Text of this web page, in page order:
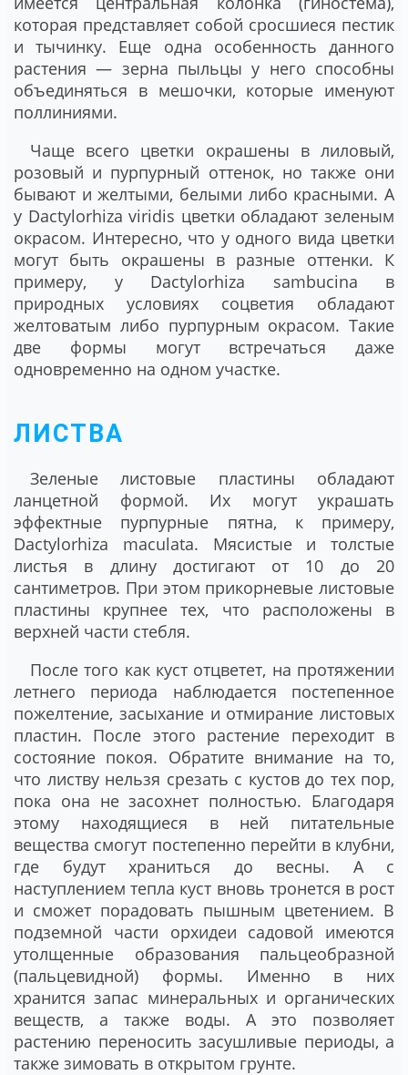
которая представляет собой сросшиеся пестик
и тычинку. Еще одна особенность данного
растения — зерна пыльцы у него способны
объединяться в мешочки, которые именуют
поллиниями.
Чаще всего цветки окрашены в лиловый,
розовый и пурпурный оттенок, но также они
бывают и желтыми, белыми либо красными. А
у Dactylorhiza viridis цветки обладают зеленым
окрасом. Интересно, что у одного вида цветки
могут быть окрашены в разные оттенки. К
примеру, у Dactylorhiza sambucina в
природных условиях соцветия обладают
желтоватым либо пурпурным окрасом. Такие
две формы могут встречаться даже
одновременно на одном участке.
ЛИСТВА
Зеленые листовые пластины обладают
ланцетной формой. Их могут украшать
эффектные пурпурные пятна, к примеру,
Dactylorhiza maculata. Мясистые и толстые
листья в длину достигают от 10 до 20
сантиметров. При этом прикорневые листовые
пластины крупнее тех, что расположены в
верхней части стебля.
После того как куст отцветет, на протяжении
летнего периода наблюдается постепенное
пожелтение, засыхание и отмирание листовых
пластин. После этого растение переходит в
состояние покоя. Обратите внимание на то,
что листву нельзя срезать с кустов до тех пор,
пока она не засохнет полностью. Благодаря
этому находящиеся в ней питательные
вещества смогут постепенно перейти в клубни,
где будут храниться до весны. А с
наступлением тепла куст вновь тронется в рост
и сможет порадовать пышным цветением. В
подземной части орхидеи садовой имеются
утолщенные образования пальцеобразной
(пальцевидной) формы. Именно в них
хранится запас минеральных и органических
веществ, а также воды. А это позволяет
растению переносить засушливые периоды, а
также зимовать в открытом грунте.